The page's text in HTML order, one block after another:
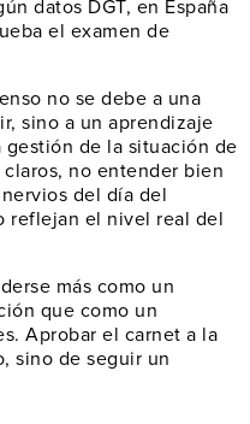
datos DGT, en España
el examen de
no se debe a una
sino a un aprendizaje
gestión de la situación de
no entender bien
del día del
reflejan el nivel real del
más como un
que como un
Aprobar el carnet a la
sino de seguir un